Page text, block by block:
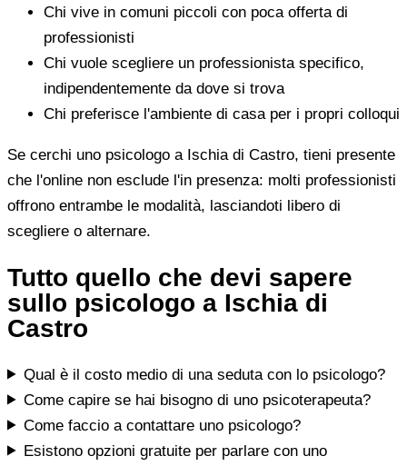
Chi vive in comuni piccoli con poca offerta di
professionisti
Chi vuole scegliere un professionista specifico,
indipendentemente da dove si trova
Chi preferisce l'ambiente di casa per i propri colloqui
Se cerchi uno psicologo a Ischia di Castro, tieni presente
che l'online non esclude l'in presenza: molti professionisti
offrono entrambe le modalità, lasciandoti libero di
scegliere o alternare.
Tutto quello che devi sapere
sullo psicologo a Ischia di
Castro
Qual è il costo medio di una seduta con lo psicologo?
Come capire se hai bisogno di uno psicoterapeuta?
Come faccio a contattare uno psicologo?
Esistono opzioni gratuite per parlare con uno